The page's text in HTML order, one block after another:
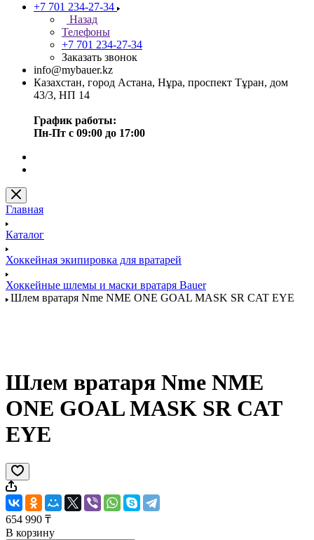
+7 701 234-27-34
Назад
Телефоны
+7 701 234-27-34
Заказать звонок
info@mybauer.kz
Казахстан, город Астана, Нұра, проспект Тұран, дом
43/3, НП 14
График работы:
Пн-Пт с 09:00 до 17:00
Главная
Каталог
Хоккейная экипировка для вратарей
Хоккейные шлемы и маски вратаря Bauer
Шлем вратаря Nme NME ONE GOAL MASK SR CAT EYE
Шлем вратаря Nme NME
ONE GOAL MASK SR CAT
EYE
654 990 ₸
В корзину